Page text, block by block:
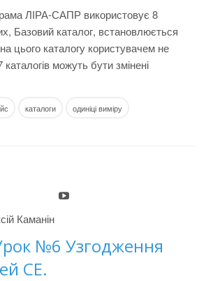
ЛІРА-САПР використовує 8
Базовий каталог, встановлюється
цього каталогу користувачем не
можуть бути змінені
каталоги одиніці виміру
Каманін
№6 Узгодження
СЕ.